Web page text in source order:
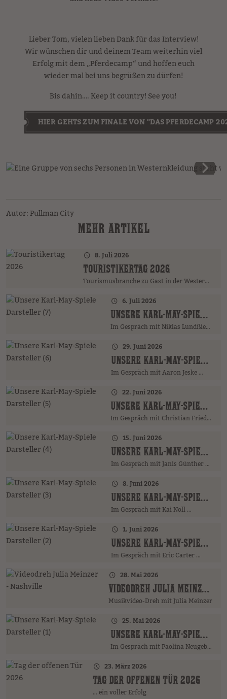
Lieber Tom, vielen lieben Dank für das Interview!
Wir wünschen dir und deinem Team weiterhin viel
Erfolg mit dem „Pferdecamp“ und hoffen euch
wieder mal bei uns begrüßen zu dürfen!
Bis dahin…. Keep it country! See you!
HIER GEHTS ZUM FINALE VON "DAS PFERDECAMP
Autor: Pullman City
MEHR ARTIKEL
8. Juli 2026
TOURISTIKERTAG 2026
Tourismusbranche zu Gast in der Westernstadt
6. Juli 2026
UNSERE KARL-MAY-SPIELE DARSTELLER (7)
Im Gespräch mit Niklas Lundßien …
29. Juni 2026
UNSERE KARL-MAY-SPIELE DARSTELLER (6)
Im Gespräch mit Aaron Jeske …
22. Juni 2026
UNSERE KARL-MAY-SPIELE DARSTELLER (5)
Im Gespräch mit Christian Friedrich …
15. Juni 2026
UNSERE KARL-MAY-SPIELE DARSTELLER (4)
Im Gespräch mit Janis Günther …
8. Juni 2026
UNSERE KARL-MAY-SPIELE DARSTELLER (3)
Im Gespräch mit Kai Noll …
1. Juni 2026
UNSERE KARL-MAY-SPIELE DARSTELLER (2)
Im Gespräch mit Eric Carter …
28. Mai 2026
VIDEODREH JULIA MEINZER - NASHVILLE
Musikvideo-Dreh mit Julia Meinzer
25. Mai 2026
UNSERE KARL-MAY-SPIELE DARSTELLER (1)
Im Gespräch mit Paolina Neugebauer …
23. März 2026
TAG DER OFFENEN TÜR 2026
… ein voller Erfolg